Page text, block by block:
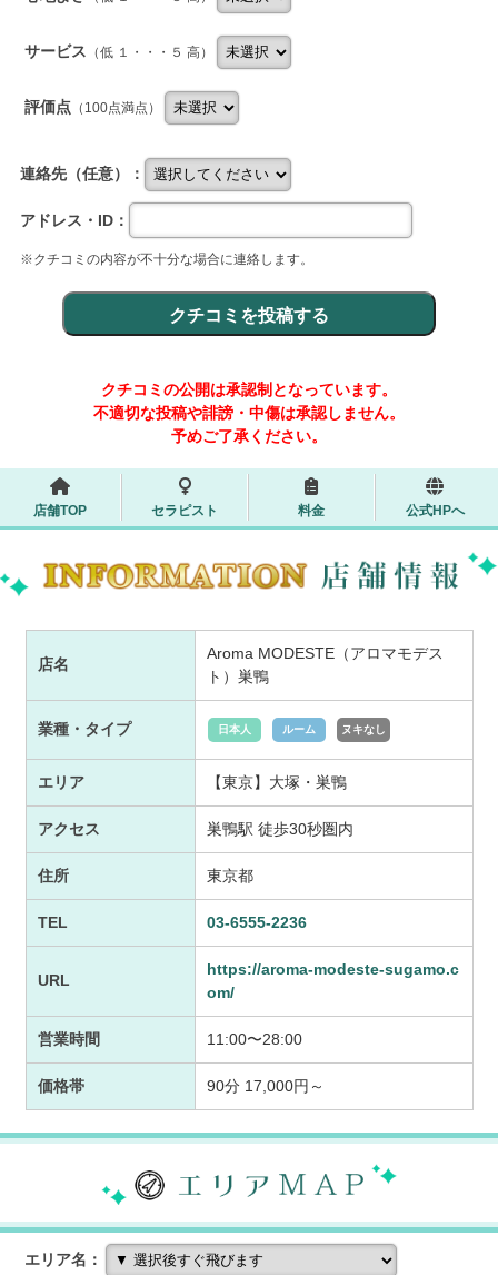
サービス （低 １・・・５ 高）
評価点 （100点満点）
連絡先（任意）：
アドレス・ID：
※クチコミの内容が不十分な場合に連絡します。
クチコミの公開は承認制となっています。
不適切な投稿や誹謗・中傷は承認しません。
予めご了承ください。
店舗TOP セラピスト 料金 公式HPへ
店名
Aroma MODESTE（アロマモデス
ト）巣鴨
業種・タイプ 日本人 ルーム ヌキなし
エリア 【東京】大塚・巣鴨
アクセス 巣鴨駅 徒歩30秒圏内
住所 東京都
TEL 03-6555-2236
URL
https://aroma-modeste-sugamo.c
om/
営業時間 11:00〜28:00
価格帯 90分 17,000円～
エリア名：